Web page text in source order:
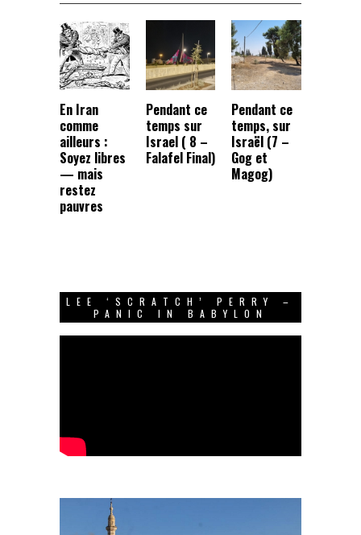
En Iran
comme
ailleurs :
Soyez libres
— mais
restez
pauvres
Pendant ce
temps sur
Israel ( 8 –
Falafel Final)
Pendant ce
temps, sur
Israël (7 –
Gog et
Magog)
LEE ‘SCRATCH’ PERRY –
PANIC IN BABYLON